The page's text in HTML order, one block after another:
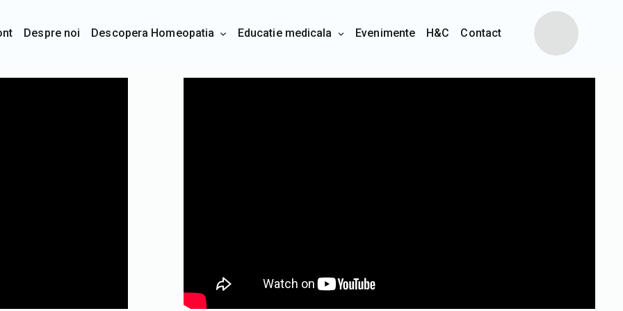
Despre noi Descopera Homeopatia Educatie medicala Evenimente H&C Contact